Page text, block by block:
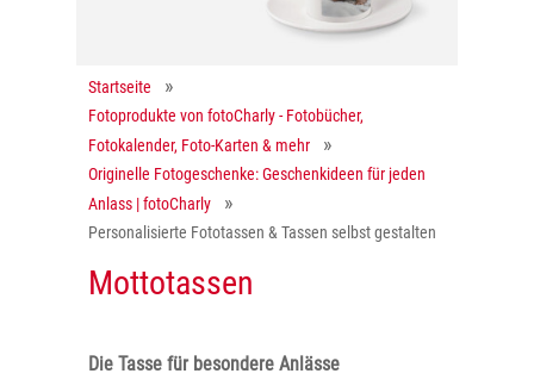
Startseite
Fotoprodukte von fotoCharly - Fotobücher,
Fotokalender, Foto-Karten & mehr
Originelle Fotogeschenke: Geschenkideen für jeden
Anlass | fotoCharly
Personalisierte Fototassen & Tassen selbst gestalten
Mottotassen
Die Tasse für besondere Anlässe